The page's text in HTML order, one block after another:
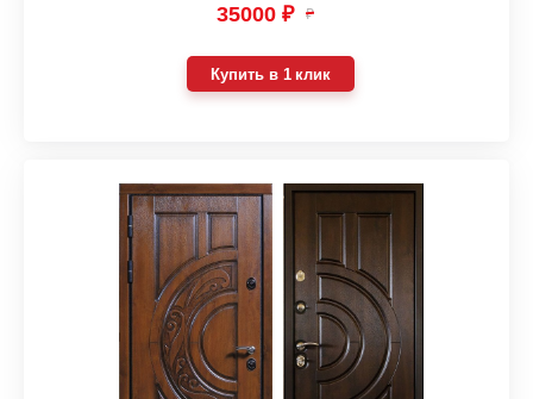
35000 ₽ ₽
Купить в 1 клик